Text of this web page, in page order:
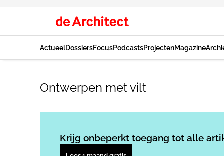
ActueelDossiersFocusPodcastsProjectenMagazine
Ontwerpen met vilt
Krijg onbeperkt toegang tot alle